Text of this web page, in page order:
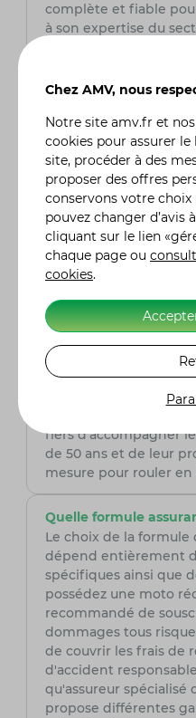
complète et fiable
à son expertise du
motocyclistes tout au
Quel est le prix d'une
Le coût d'une
intègre plusieurs
la moto, l'expérience
sinistres, bonus), le
habituel et le niveau
AMV, nous offrons
adaptés à chaque
chaque type de moto.
spécialisés sont là
et à votre budget.
contacter pour
découvrez comment
fiers d'accompagner
de 50 ans et de leur
mesure pour rouler
Quelle formule
Le choix de la formule
dépend entièrement
spécifiques ainsi que
possédez une moto
recommandé de
dommages tous
de couvrir les frais de
d'accident
qu'assureur spécialisé
propose différentes
Chez AMV, nous
Notre site amv.fr et nos
cookies pour assurer
site, procéder à des
proposer des offres
conservons votre choix
pouvez changer
cliquant sur le lien
chaque page ou
cookies.